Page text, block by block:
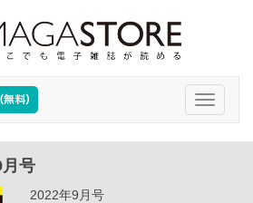
Toggle
号
2022年9月号